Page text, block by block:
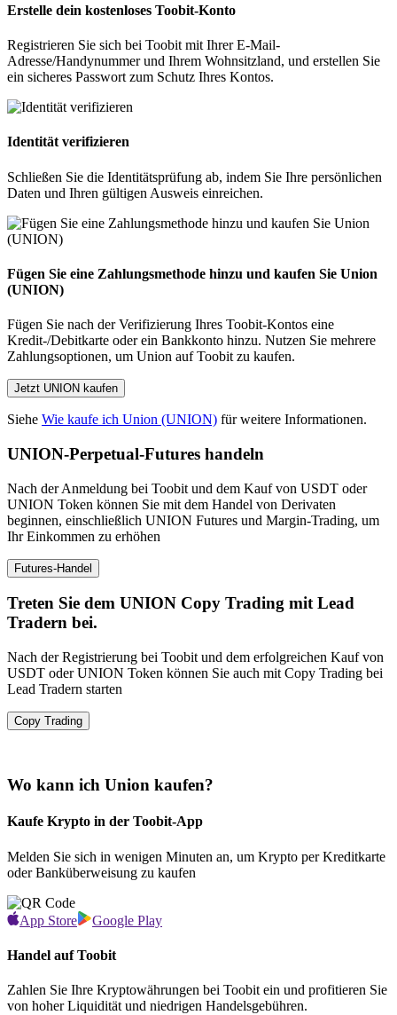
Erstelle dein kostenloses Toobit-Konto
Registrieren Sie sich bei Toobit mit Ihrer E-Mail-
Adresse/Handynummer und Ihrem Wohnsitzland, und erstellen Sie
ein sicheres Passwort zum Schutz Ihres Kontos.
Identität verifizieren
Schließen Sie die Identitätsprüfung ab, indem Sie Ihre persönlichen
Daten und Ihren gültigen Ausweis einreichen.
Fügen Sie eine Zahlungsmethode hinzu und kaufen Sie Union
(UNION)
Fügen Sie nach der Verifizierung Ihres Toobit-Kontos eine
Kredit-/Debitkarte oder ein Bankkonto hinzu. Nutzen Sie mehrere
Zahlungsoptionen, um Union auf Toobit zu kaufen.
Jetzt UNION kaufen
Siehe Wie kaufe ich Union (UNION) für weitere Informationen.
UNION-Perpetual-Futures handeln
Nach der Anmeldung bei Toobit und dem Kauf von USDT oder
UNION Token können Sie mit dem Handel von Derivaten
beginnen, einschließlich UNION Futures und Margin-Trading, um
Ihr Einkommen zu erhöhen
Futures-Handel
Treten Sie dem UNION Copy Trading mit Lead
Tradern bei.
Nach der Registrierung bei Toobit und dem erfolgreichen Kauf von
USDT oder UNION Token können Sie auch mit Copy Trading bei
Lead Tradern starten
Copy Trading
Wo kann ich Union kaufen?
Kaufe Krypto in der Toobit-App
Melden Sie sich in wenigen Minuten an, um Krypto per Kreditkarte
oder Banküberweisung zu kaufen
App Store Google Play
Handel auf Toobit
Zahlen Sie Ihre Kryptowährungen bei Toobit ein und profitieren Sie
von hoher Liquidität und niedrigen Handelsgebühren.